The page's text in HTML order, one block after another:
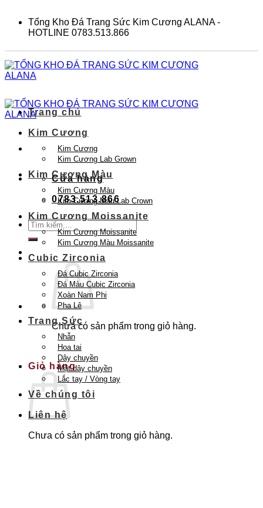
content
Tổng Kho Đá Trang Sức Kim Cương ALANA -
HOTLINE 0783.513.866
Cửa hàng
0783.513.866
Tìm
kiếm:
Chưa có sản phẩm trong giỏ hàng.
Quay trở lại cửa hàng
Giỏ hàng
Chưa có sản phẩm trong giỏ hàng.
Trang chủ
Kim Cương
Kim Cương
Kim Cương Lab Grown
Kim Cương Màu
Kim Cương Màu
Kim Cương Màu Lab Crown
Kim Cương Moissanite
Kim Cương Moissanite
Kim Cương Màu Moissanite
Cubic Zirconia
Đá Cubic Zirconia
Đá Màu Cubic Zirconia
Xoàn Nam Phi
Pha Lê
Trang Sức
Nhẫn
Hoa tai
Dây chuyền
Mặt dây chuyền
Lắc tay / Vòng tay
Về chúng tôi
Liên hệ